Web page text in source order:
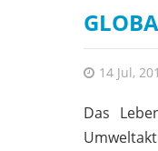
14 Jul,
Das